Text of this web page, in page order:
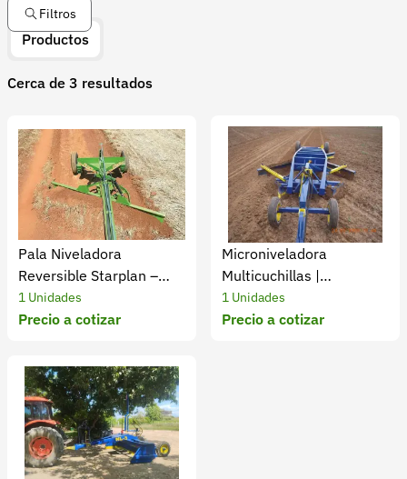
Filtros
Productos
Cerca de 3 resultados
Pala Niveladora
Reversible Starplan –
Alta Eficiencia
1 Unidades
Precio a cotizar
Microniveladora
Multicuchillas |
Preparación de Suelos
Eficiente
1 Unidades
Precio a cotizar
Iniciar sesión
Registrarse
Recuperar contraseña
Soporte
+57 323 2931928
contacto@croper.com